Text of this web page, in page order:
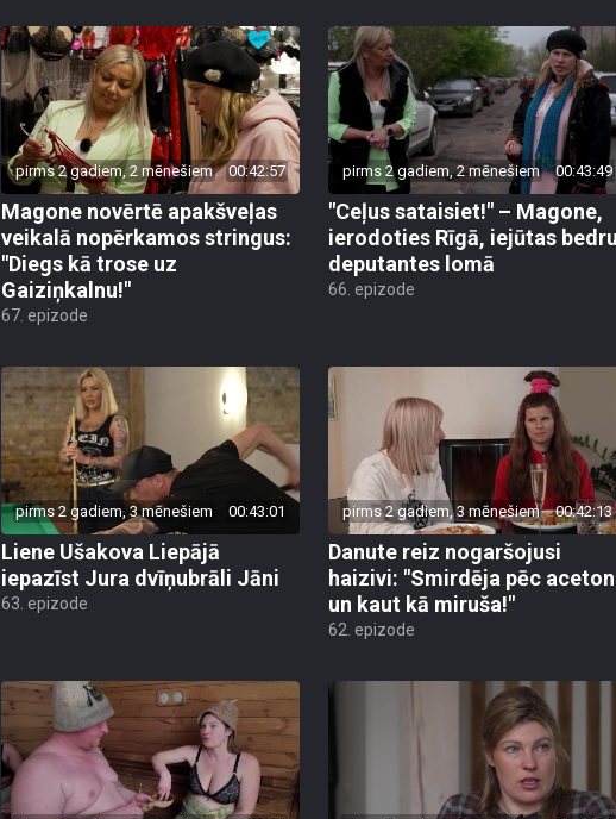
pirms 2 gadiem, 2 mēnešiem 00:42:57
Magone novērtē apakšveļas
veikalā nopērkamos stringus:
"Diegs kā trose uz
Gaiziņkalnu!"
67. epizode
pirms 2 gadiem, 2 mēnešiem 00:43:49
"Ceļus sataisiet!" – Magone,
ierodoties Rīgā, iejūtas bedru
deputantes lomā
66. epizode
pirms 2 gadiem, 3 mēnešiem 00:43:01
Liene Ušakova Liepājā
iepazīst Jura dvīņubrāli Jāni
63. epizode
pirms 2 gadiem, 3 mēnešiem 00:42:13
Danute reiz nogaršojusi
haizivi: "Smirdēja pēc acetona
un kaut kā miruša!"
62. epizode
pirms 2 gadiem, 3 mēnešiem 00:43:51 pirms 2 gadiem, 3 mēnešiem 00:43:24